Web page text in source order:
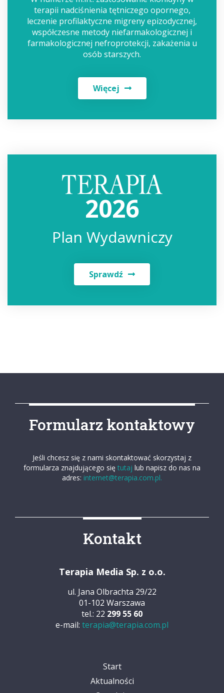
terapii nadciśnienia tętniczego opornego,
leczenie profilaktyczne migreny epizodycznej,
współczesne metody niefarmakologicznej i
farmakologicznej nefroprotekcji, zakażenia u
osób starszych.
Więcej
2026
Plan Wydawniczy
Sprawdź
Formularz kontaktowy
Jeśli chcesz się z nami skontaktować skorzystaj z
formularza znajdującego się tutaj lub napisz do nas na
adres: internet@terapia.com.pl.
Kontakt
Terapia Media Sp. z o.o.
ul. Jana Olbrachta 29/22
01-102 Warszawa
tel.: 22 299 55 60
e-mail: terapia@terapia.com.pl
Start
Aktualności